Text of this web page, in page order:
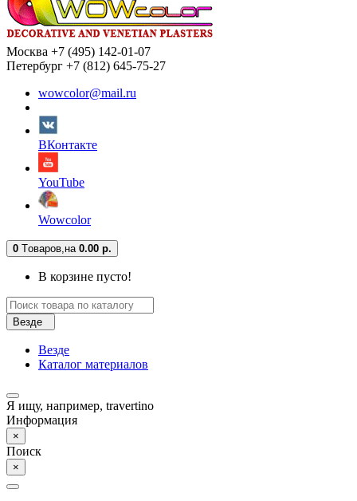
Москва +7 (495) 142-01-07
Петербург +7 (812) 645-75-27
wowcolor@mail.ru
ВКонтакте
YouTube
Wowcolor
0 Tоваров, на 0.00 р.
В корзине пусто!
Везде
Везде
Каталог материалов
Я ищу, например, travertino
Информация
×
Поиск
×